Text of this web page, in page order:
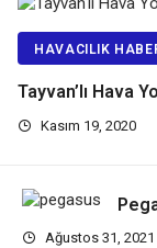
HAVACILIK
Tayvan’lı Hava
Kasım 19, 2020
Ağustos 31, 2021